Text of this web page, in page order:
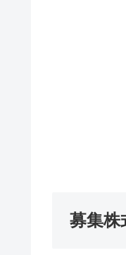
募集株